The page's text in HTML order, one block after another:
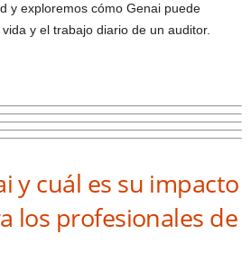
y exploremos cómo Genai puede
y el trabajo diario de un auditor.
y cuál es su impacto
los profesionales de